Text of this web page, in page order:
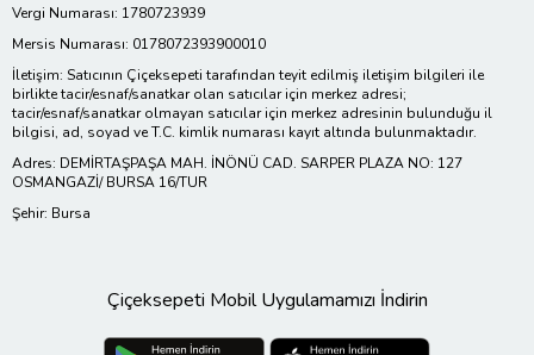
Vergi Numarası: 1780723939
Mersis Numarası: 0178072393900010
İletişim: Satıcının Çiçeksepeti tarafından teyit edilmiş iletişim bilgileri ile
birlikte tacir/esnaf/sanatkar olan satıcılar için merkez adresi;
tacir/esnaf/sanatkar olmayan satıcılar için merkez adresinin bulunduğu il
bilgisi, ad, soyad ve T.C. kimlik numarası kayıt altında bulunmaktadır.
Adres: DEMİRTAŞPAŞA MAH. İNÖNÜ CAD. SARPER PLAZA NO: 127
OSMANGAZİ/ BURSA 16/TUR
Şehir: Bursa
Çiçeksepeti Mobil Uygulamamızı İndirin